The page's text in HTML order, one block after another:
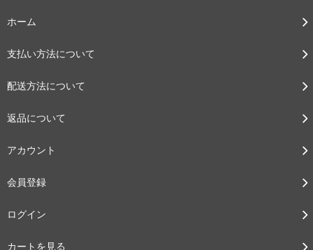
ホーム
支払い方法について
配送方法について
返品について
アカウント
会員登録
ログイン
カートを見る